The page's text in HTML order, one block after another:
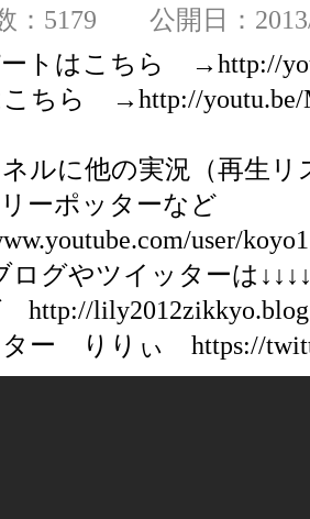
：5179 公開日：
トはこちら →http://
こちら →http://youtu.be/
ルに他の実況（再生
ーポッターなど
user/
ログやツイッターは
http://
ー りりぃ https://